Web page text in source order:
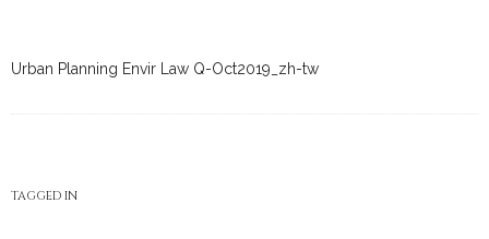
Urban Planning Envir Law Q-Oct2019_zh-tw
TAGGED IN